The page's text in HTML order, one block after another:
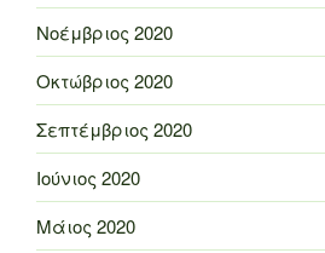
Νοέμβριος 2020
Οκτώβριος 2020
Σεπτέμβριος 2020
Ιούνιος 2020
Μάιος 2020